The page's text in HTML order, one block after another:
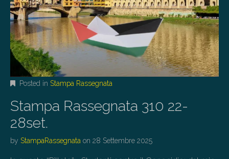
Posted in Stampa Rassegnata
Stampa Rassegnata 310 22-
28set.
by StampaRassegnata on 28 Settembre 2025